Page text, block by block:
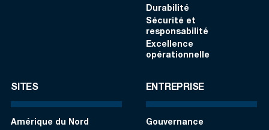
Durabilité
Sécurité et
responsabilité
Excellence
opérationnelle
SITES
Amérique du Nord
ENTREPRISE
Gouvernance